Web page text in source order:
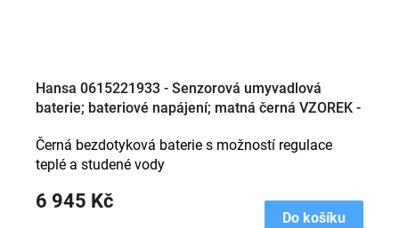
Hansa 0615221933 - Senzorová umyvadlová
baterie; bateriové napájení; matná černá VZOREK -
BYLO POUZE NA UKÁZKU VZHLEDU
6 945 Kč
Do košíku
Černá bezdotyková baterie s možností regulace
teplé a studené vody